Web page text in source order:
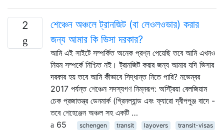
2
শেঞ্চেন অঞ্চলে ট্রানজিট (বা লেওলওভার) করার
জন্য আমার কি ভিসা দরকার?
আমি এই সাইটে সম্পর্কিত অনেক প্রশ্ন পেয়েছি তবে আমি এখনও
নিয়ম সম্পর্কে নিশ্চিত নই। ট্রানজিট করার জন্য আমার যদি ভিসার
দরকার হয় তবে আমি কীভাবে সিদ্ধান্ত নিতে পারি? নভেম্বর
2017 পর্যন্ত শেঞ্চেন সদস্যগণ নিম্নরূপ: অস্ট্রিয়া বেলজিয়াম
চেক প্রজাতন্ত্র ডেনমার্ক (গ্রিনল্যান্ড এবং ফ্যারো দ্বীপপুঞ্জ বাদে -
তবে শেহেঞ্জেন অঞ্চল সহ একটি …
65
schengen transit layovers transit-visas